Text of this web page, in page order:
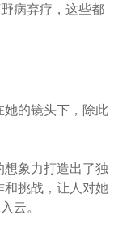
病弃疗，这些都
的镜头下，除此
象力打造出了独
挑战，让人对她
云。